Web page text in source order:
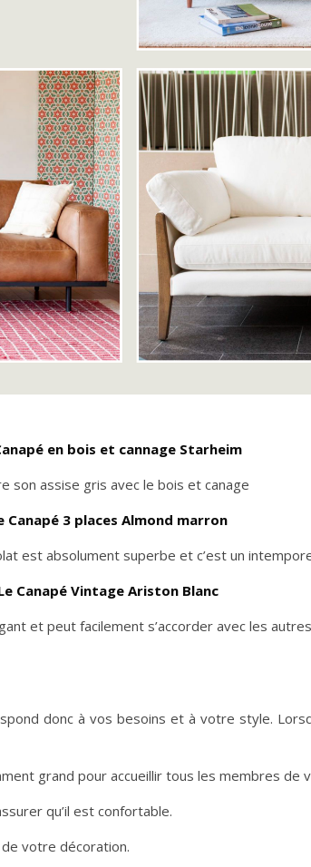
en bois et cannage Starheim
son assise gris avec le bois et canage
Canapé 3 places Almond marron
est absolument superbe et c’est un
Canapé Vintage Ariston Blanc
et peut facilement s’accorder avec les
donc à vos besoins et à votre style.
grand pour accueillir tous les membres de
qu’il est confortable.
de votre décoration.